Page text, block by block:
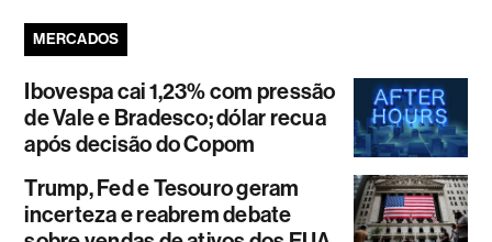
MERCADOS
Ibovespa cai 1,23% com pressão
de Vale e Bradesco; dólar recua
após decisão do Copom
Trump, Fed e Tesouro geram
incerteza e reabrem debate